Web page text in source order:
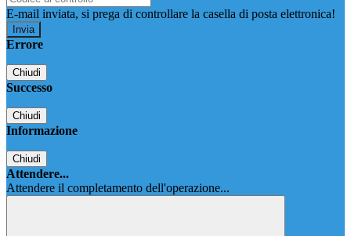
E-mail inviata, si prega di controllare la casella di posta elettronica!
Errore
Chiudi
Successo
Chiudi
Informazione
Chiudi
Attendere...
Attendere il completamento dell'operazione...